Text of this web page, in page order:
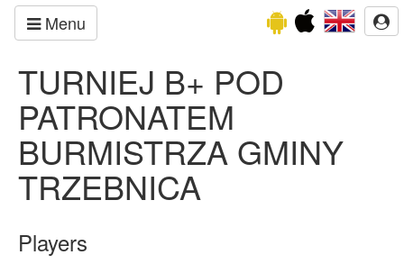
Menu
TURNIEJ B+ POD
PATRONATEM
BURMISTRZA GMINY
TRZEBNICA
Players